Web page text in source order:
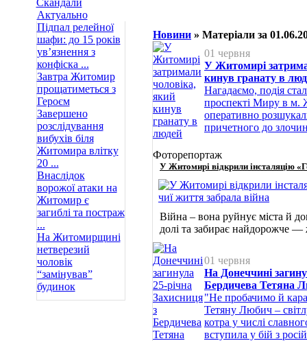
Скандали
Актуально
Підпал релейної
шафи: до 15 років
ув’язнення з
конфіска ...
Завтра Житомир
прощатиметься з
Героєм
Завершено
розслідування
вибухів біля
Житомира влітку
20 ...
Внаслідок
ворожої атаки на
Житомир є
загиблі та постраж
...
На Житомирщині
нетверезий
чоловік
“замінував”
будинок
Новини » Матеріали за
01 червня
У Житомирі
кинув гранату в
Нагадаємо, подія
проспекті Миру в м.
оперативно
причетного до
Фоторепортаж
У Житомирі відкрили інсталяцію
Війна – вона руйнує міста й
долі та забирає найдорожче
01 червня
На Донеччині
Бердичева Тетяна
"Не пробачимо й
Тетяну Любич –
котра у числі
вступила у бій з